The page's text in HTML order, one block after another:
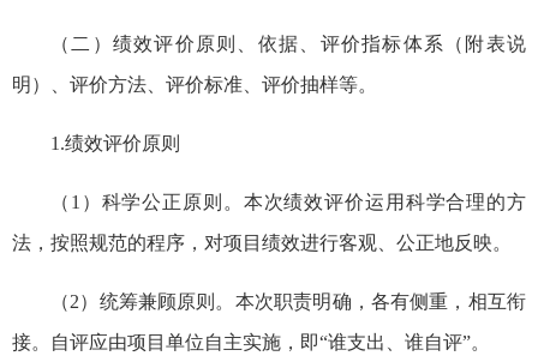
（二）绩效评价原则、依据、评价指标体系（附表说
明）、评价方法、评价标准、评价抽样等。
1.绩效评价原则
（1）科学公正原则。本次绩效评价运用科学合理的方
法，按照规范的程序，对项目绩效进行客观、公正地反映。
（2）统筹兼顾原则。本次职责明确，各有侧重，相互衔
接。自评应由项目单位自主实施，即“谁支出、谁自评”。